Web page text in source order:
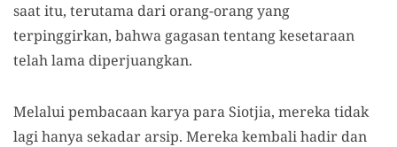
saat itu, terutama dari orang-orang yang
terpinggirkan, bahwa gagasan tentang kesetaraan
telah lama diperjuangkan.
Melalui pembacaan karya para Siotjia, mereka tidak
lagi hanya sekadar arsip. Mereka kembali hadir dan